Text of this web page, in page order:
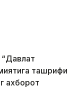
ташрифи
ахборот